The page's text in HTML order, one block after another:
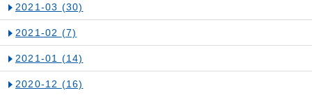
2021-03 (30)
2021-02 (7)
2021-01 (14)
2020-12 (16)